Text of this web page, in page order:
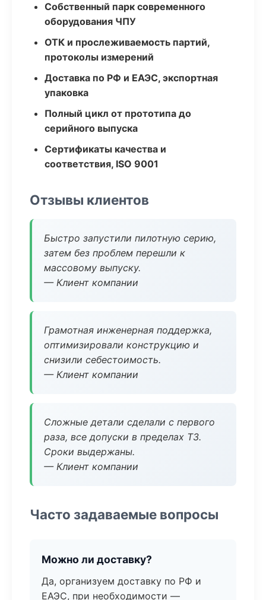
Собственный парк современного
оборудования ЧПУ
ОТК и прослеживаемость партий,
протоколы измерений
Доставка по РФ и ЕАЭС, экспортная
упаковка
Полный цикл от прототипа до
серийного выпуска
Сертификаты качества и
соответствия, ISO 9001
Отзывы клиентов
Быстро запустили пилотную серию,
затем без проблем перешли к
массовому выпуску.
— Клиент компании
Грамотная инженерная поддержка,
оптимизировали конструкцию и
снизили себестоимость.
— Клиент компании
Сложные детали сделали с первого
раза, все допуски в пределах ТЗ.
Сроки выдержаны.
— Клиент компании
Часто задаваемые вопросы
Можно ли доставку?
Да, организуем доставку по РФ и
ЕАЭС, при необходимости —